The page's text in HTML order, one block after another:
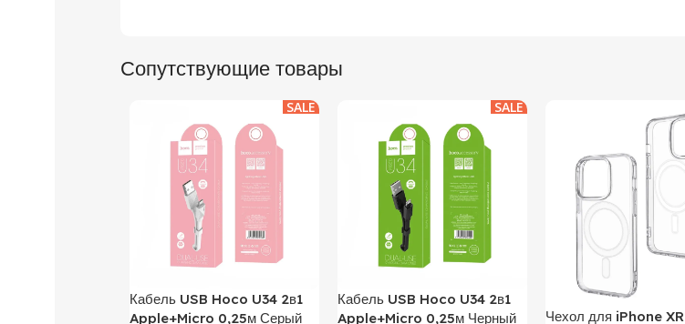
Сопутствующие товары
SALE
Кабель USB Hoco U34 2в1
Apple+Micro 0,25м Серый
SALE
Кабель USB Hoco U34 2в1
Apple+Micro 0,25м Черный
Чехол для iPhone XR